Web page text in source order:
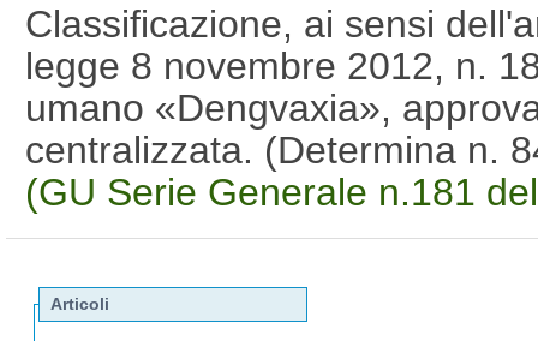
Classificazione, ai sensi
legge 8 novembre 2012, n.
umano «Dengvaxia»,
centralizzata. (Determina n.
(GU Serie Generale n.181